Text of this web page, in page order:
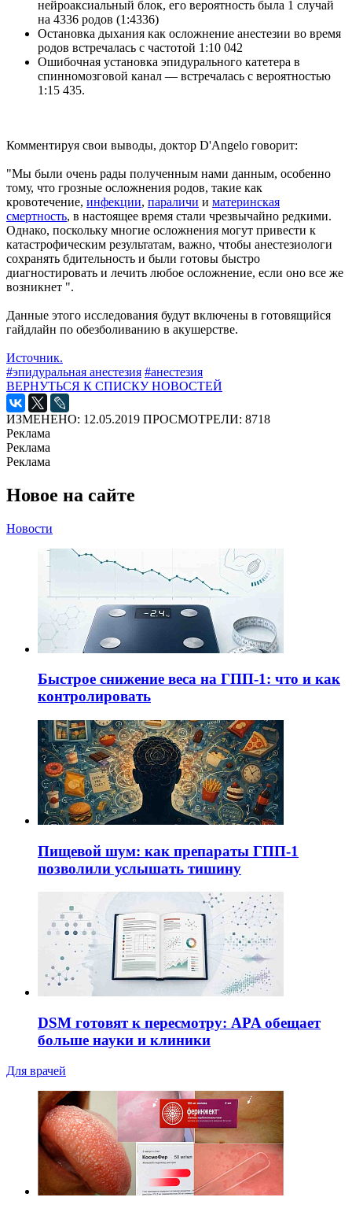
нейроаксиальный блок, его вероятность была 1 случай
на 4336 родов (1:4336)
Остановка дыхания как осложнение анестезии во время
родов встречалась с частотой 1:10 042
Ошибочная установка эпидурального катетера в
спинномозговой канал — встречалась с вероятностью
1:15 435.
Комментируя свои выводы, доктор D'Angelo говорит:
"Мы были очень рады полученным нами данным, особенно
тому, что грозные осложнения родов, такие как
кровотечение, инфекции, параличи и материнская
смертность, в настоящее время стали чрезвычайно редкими.
Однако, поскольку многие осложнения могут привести к
катастрофическим результатам, важно, чтобы анестезиологи
сохранять бдительность и были готовы быстро
диагностировать и лечить любое осложнение, если оно все же
возникнет ".
Данные этого исследования будут включены в готовящийся
гайдлайн по обезболиванию в акушерстве.
Источник.
#эпидуральная анестезия #анестезия
ВЕРНУТЬСЯ К СПИСКУ НОВОСТЕЙ
ИЗМЕНЕНО: 12.05.2019 ПРОСМОТРЕЛИ: 8718
Реклама
Реклама
Реклама
Новое на сайте
Новости
Быстрое снижение веса на ГПП-1: что и как
контролировать
Пищевой шум: как препараты ГПП-1
позволили услышать тишину
DSM готовят к пересмотру: APA обещает
больше науки и клиники
Для врачей